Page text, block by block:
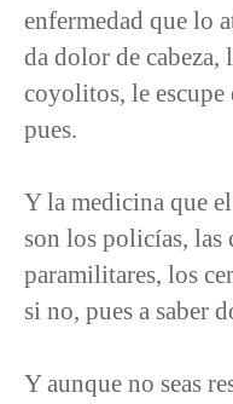
enfermedad que lo
da dolor de cabeza,
coyolitos, le escupe
pues.
Y la medicina que
son los policías, las
paramilitares, los
si no, pues a saber
Y aunque no seas